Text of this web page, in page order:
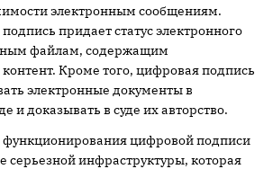
электронным сообщениям.
придает статус электронного
файлам, содержащим
Кроме того, цифровая подпись
электронные документы в
и доказывать в суде их авторство.
функционирования цифровой подписи
серьезной инфраструктуры, которая